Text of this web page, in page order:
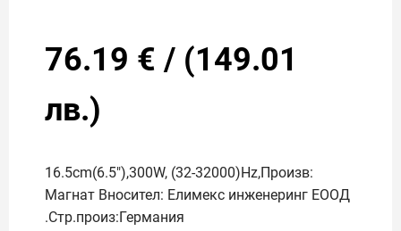
76.19 € / (149.01
лв.)
16.5cm(6.5"),300W, (32-32000)Hz,Произв:
Магнат Вносител: Елимекс инженеринг ЕООД
.Стр.произ:Германия